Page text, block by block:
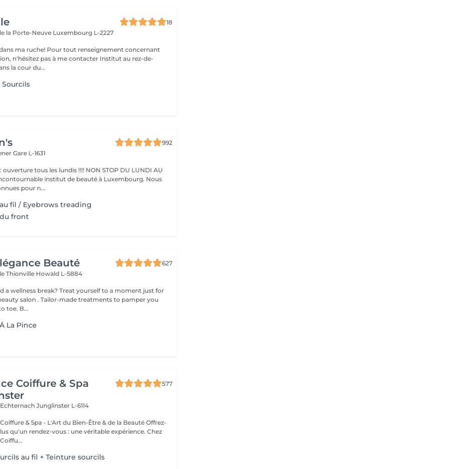
18
la Porte-Neuve Luxembourg L-2227
ma ruche! Pour tout renseignement concernant
pas à me contacter Institut au rez-de-
la cour du...
992
Gare L-1631
ouverture tous les lundis !!!! NON STOP DU LUNDI AU
pour n...
fil / Eyebrows treading
front
Beauté
627
Thionville Howald L-5884
Treat yourself to a moment just for
made treatments to pamper you
toe. B...
La Pince
Coiffure & Spa
577
Junglinster L-6114
& Spa - L'Art du Bien-Être & de la Beauté Offrez-
qu'un rendez-vous : une véritable expérience. Chez
au fil + Teinture sourcils